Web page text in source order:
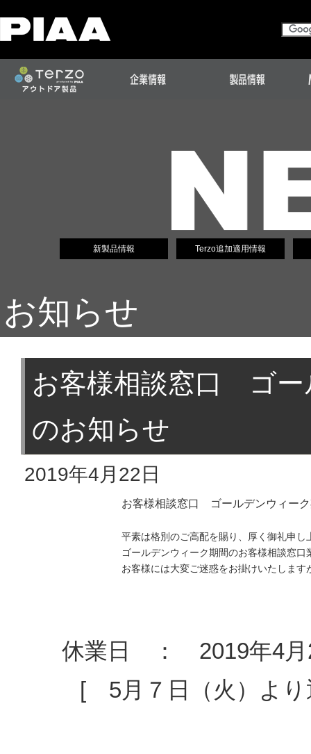
新製品情報 Terzo追加適用情報
お知らせ
お客様相談窓口 ゴー
のお知らせ
2019年4月22日
お客様相談窓口 ゴールデンウィー
平素は格別のご高配を賜り、厚く御礼申し
ゴールデンウィーク期間のお客様相談窓
お客様には大変ご迷惑をお掛けいたしま
休業日 ： 2019年4
[ 5月７日（火）より